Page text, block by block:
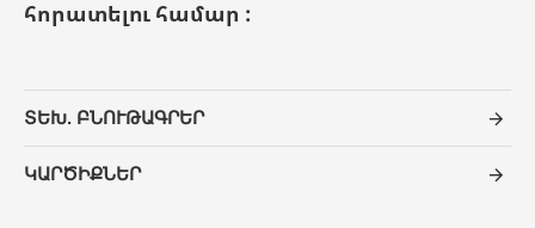
հորատելու համար :
ՏԵԽ. ԲՆՈՒԹԱԳՐԵՐ
ԿԱՐԾԻՔՆԵՐ